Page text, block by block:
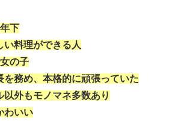
下
い料理ができる人
の子
を務め、本格的に頑張っていた
以外もモノマネ多数あり
わいい